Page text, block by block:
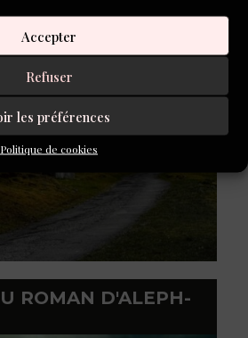
Accepter
Refuser
les préférences
Politique de cookies
DU CONCOURS DE
ROMAN D'ALEPH-